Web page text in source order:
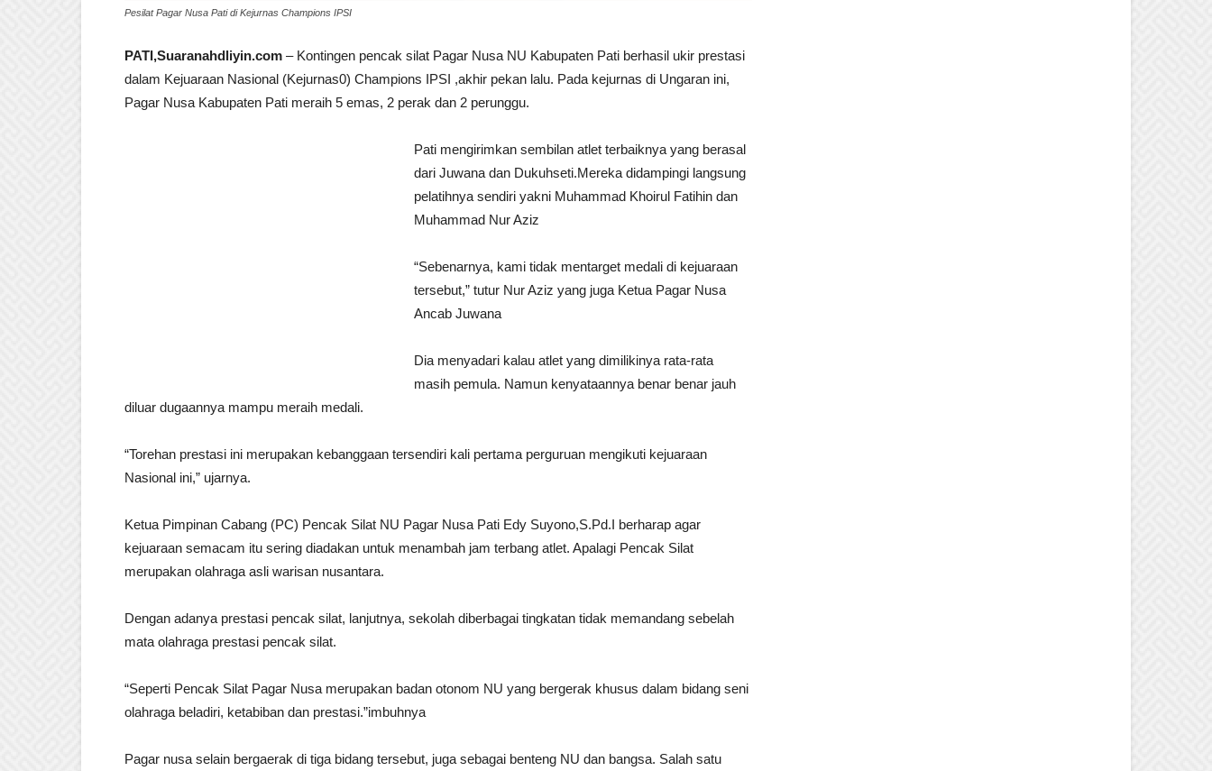
Pesilat Pagar Nusa Pati di Kejurnas Champions IPSI
PATI,Suaranahdliyin.com – Kontingen pencak silat Pagar Nusa NU Kabupaten Pati berhasil ukir prestasi
dalam Kejuaraan Nasional (Kejurnas0) Champions IPSI ,akhir pekan lalu. Pada kejurnas di Ungaran ini,
Pagar Nusa Kabupaten Pati meraih 5 emas, 2 perak dan 2 perunggu.
Pati mengirimkan sembilan atlet terbaiknya yang berasal
dari Juwana dan Dukuhseti.Mereka didampingi langsung
pelatihnya sendiri yakni Muhammad Khoirul Fatihin dan
Muhammad Nur Aziz
“Sebenarnya, kami tidak mentarget medali di kejuaraan
tersebut,” tutur Nur Aziz yang juga Ketua Pagar Nusa
Ancab Juwana
Dia menyadari kalau atlet yang dimilikinya rata-rata
masih pemula. Namun kenyataannya benar benar jauh
diluar dugaannya mampu meraih medali.
“Torehan prestasi ini merupakan kebanggaan tersendiri kali pertama perguruan mengikuti kejuaraan
Nasional ini,” ujarnya.
Ketua Pimpinan Cabang (PC) Pencak Silat NU Pagar Nusa Pati Edy Suyono,S.Pd.I berharap agar
kejuaraan semacam itu sering diadakan untuk menambah jam terbang atlet. Apalagi Pencak Silat
merupakan olahraga asli warisan nusantara.
Dengan adanya prestasi pencak silat, lanjutnya, sekolah diberbagai tingkatan tidak memandang sebelah
mata olahraga prestasi pencak silat.
“Seperti Pencak Silat Pagar Nusa merupakan badan otonom NU yang bergerak khusus dalam bidang seni
olahraga beladiri, ketabiban dan prestasi.”imbuhnya
Pagar nusa selain bergaerak di tiga bidang tersebut, juga sebagai benteng NU dan bangsa. Salah satu